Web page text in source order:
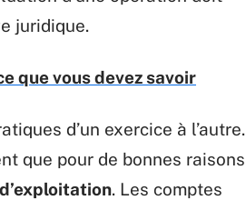
juridique.
que vous devez savoir
d’un exercice à l’autre.
que pour de bonnes raisons
. Les comptes